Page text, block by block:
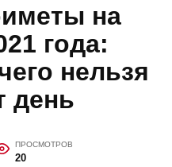
на
года:
нельзя
день
ПРОСМОТРОВ
20